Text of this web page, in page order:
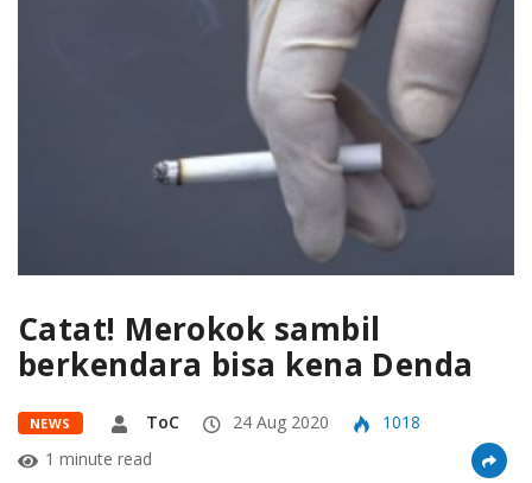
Catat! Merokok sambil
berkendara bisa kena Denda
NEWS ToC 24 Aug 2020
1018
1 minute read